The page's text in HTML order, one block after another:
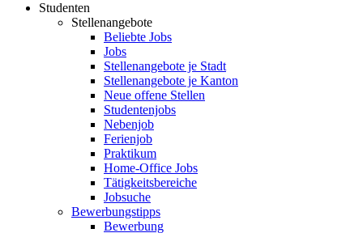
Studenten
Stellenangebote
Beliebte Jobs
Jobs
Stellenangebote je Stadt
Stellenangebote je Kanton
Neue offene Stellen
Studentenjobs
Nebenjob
Ferienjob
Praktikum
Home-Office Jobs
Tätigkeitsbereiche
Jobsuche
Bewerbungstipps
Bewerbung